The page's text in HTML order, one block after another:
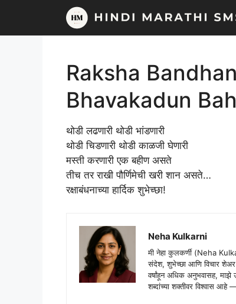
content
Raksha
Bhavakadun
थोडी लढणारी थोडी भांडणारी
थोडी चिडणारी थोडी काळजी घेणारी
मस्ती करणारी एक बहीण असते
तीच तर राखी पौर्णिमेची खरी शान असते…
रक्षाबंधनाच्या हार्दिक शुभेच्छा!
Neha Kulkarni
मी नेहा कुलकर्णी (Neha
संदेश, शुभेच्छा आणि विचार
वर्षांहून अधिक अनुभवासह, माझे
शब्दांच्या शक्तीवर विश्वास